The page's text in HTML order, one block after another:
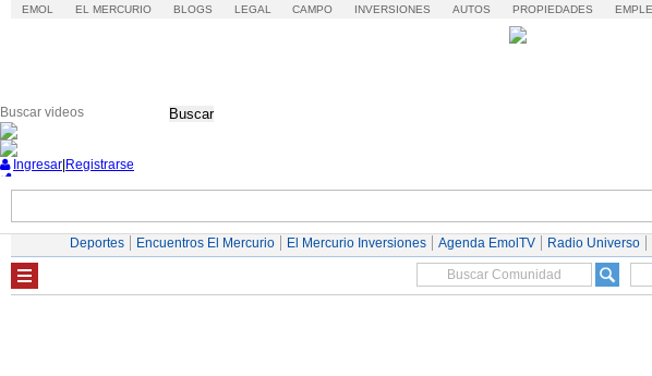
EMOL EL MERCURIO BLOGS LEGAL CAMPO INVERSIONES AUTOS PROPIEDADES
Buscar
Ingresar Registrarse
Deportes Encuentros El Mercurio El Mercurio Inversiones Agenda EmolTV Radio Universo